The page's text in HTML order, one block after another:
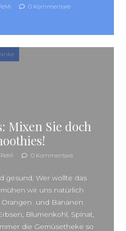
0 Kommentare
Mixen Sie doch
PeMi 0 Kommentare
gesund. Wer wollte das
wir uns natürlich
Orangen und Bananen
Blumenkohl, Spinat,
die Gemüsetheke so